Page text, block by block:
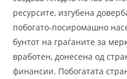
ресурсите, изгубена
побогато-посиромашно
бунтот на граѓаните за
вработен, донесена од
финансии. Побогатата